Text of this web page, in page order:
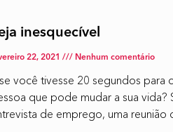
inesquecível
22, 2021 Nenhum comentário
você tivesse 20 segundos para
que pode mudar a sua vida?
de emprego, uma reunião